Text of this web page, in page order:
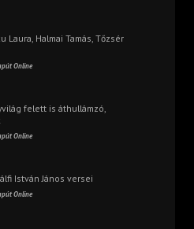
Laura, Halmai Tamás, Tőzsér
Online
felett is áthullámzó,
Online
István János versei
Online